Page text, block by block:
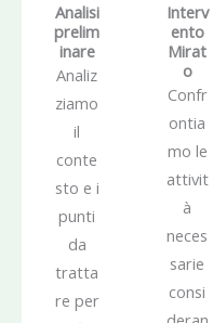
Analisi
prelim
inare
Analiz
ziamo
il
conte
sto e i
punti
da
tratta
re per
Interv
ento
Mirat
o
Confr
ontia
mo le
attivit
à
neces
sarie
consi